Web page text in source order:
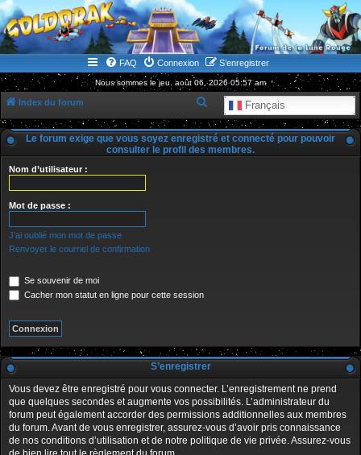
WWW.GOLDORAKGO.COM
le site de la Lune Rouge
FAQ Connexion S’enregistrer
Nous sommes le jeu. août 06, 2026 05:57 am
Index du forum Français
e
c
h
Le forum exige que vous soyez enregistré et connecté pour pouvoir
consulter le profil des membres.
Nom d’utilisateur :
Mot de passe :
J’ai oublié mon mot de passe
Renvoyer le courriel de confirmation
Se souvenir de moi
Cacher mon statut en ligne pour cette session
S’enregistrer
Vous devez être enregistré pour vous connecter. L’enregistrement ne prend
que quelques secondes et augmente vos possibilités. L’administrateur du
forum peut également accorder des permissions additionnelles aux membres
du forum. Avant de vous enregistrer, assurez-vous d’avoir pris connaissance
de nos conditions d’utilisation et de notre politique de vie privée. Assurez-vous